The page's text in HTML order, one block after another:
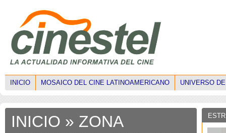
INICIO MOSAICO DEL CINE LATINOAMERICANO UNIVERSO
INICIO » ZONA